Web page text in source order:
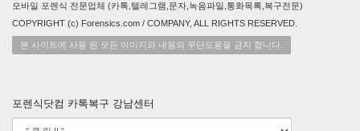
모바일 포렌식 전문업체 (카톡,텔레그램,문자,녹음파일,통화목록,복구전문)
COPYRIGHT (c) Forensics.com / COMPANY, ALL RIGHTS RESERVED.
본 사이트에 사용 된 모든 이미지와 내용의 무단도용을 금지 합니다.
포렌식닷컴 카톡복구 강남센터